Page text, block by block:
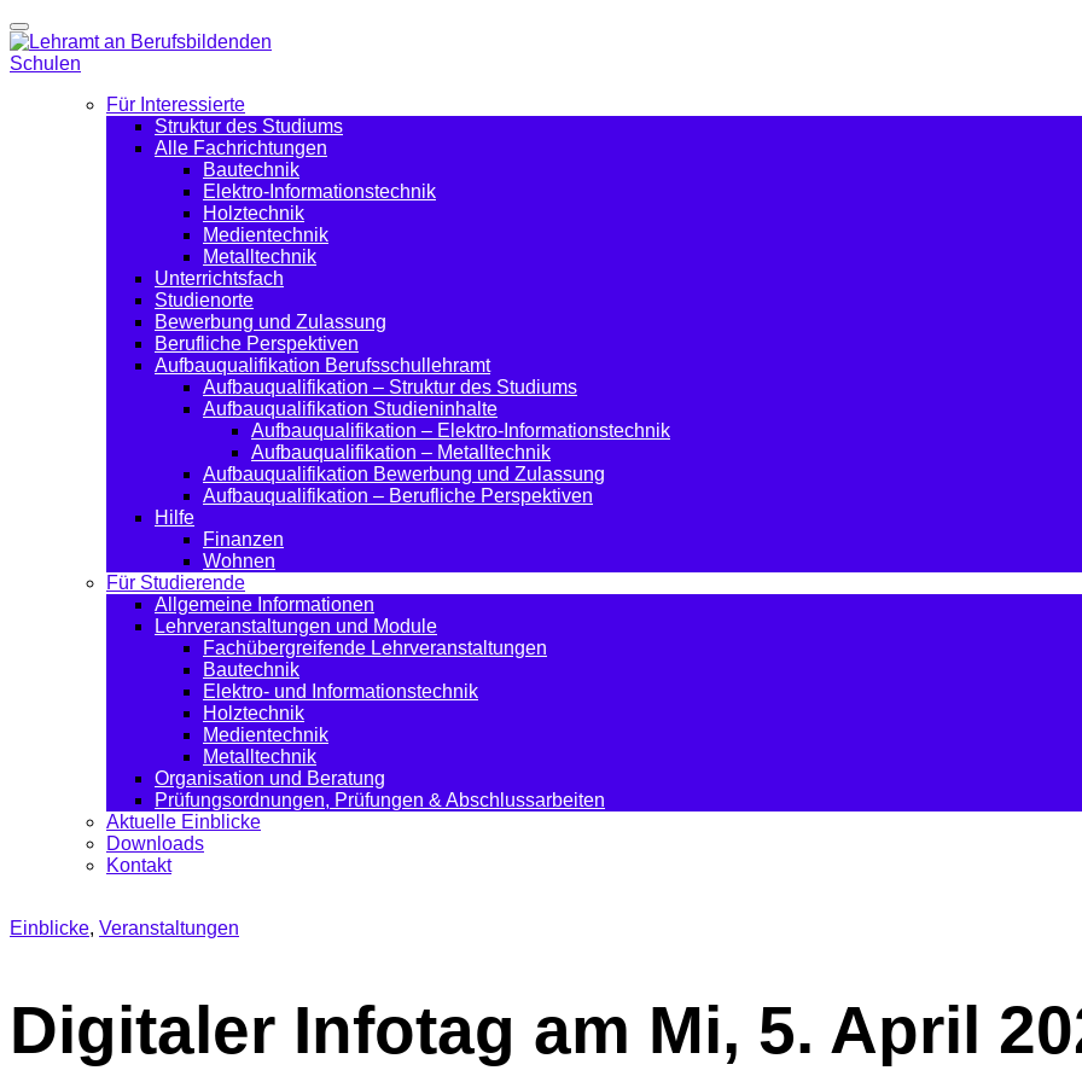
Für Interessierte
Struktur des Studiums
Alle Fachrichtungen
Bautechnik
Elektro-Informationstechnik
Holztechnik
Medientechnik
Metalltechnik
Unterrichtsfach
Studienorte
Bewerbung und Zulassung
Berufliche Perspektiven
Aufbauqualifikation Berufsschullehramt
Aufbauqualifikation – Struktur des Studiums
Aufbauqualifikation Studieninhalte
Aufbauqualifikation – Elektro-Informationstechnik
Aufbauqualifikation – Metalltechnik
Aufbauqualifikation Bewerbung und Zulassung
Aufbauqualifikation – Berufliche Perspektiven
Hilfe
Finanzen
Wohnen
Für Studierende
Allgemeine Informationen
Lehrveranstaltungen und Module
Fachübergreifende Lehrveranstaltungen
Bautechnik
Elektro- und Informationstechnik
Holztechnik
Medientechnik
Metalltechnik
Organisation und Beratung
Prüfungsordnungen, Prüfungen & Abschlussarbeiten
Aktuelle Einblicke
Downloads
Kontakt
Einblicke, Veranstaltungen
Digitaler Infotag am Mi, 5. April